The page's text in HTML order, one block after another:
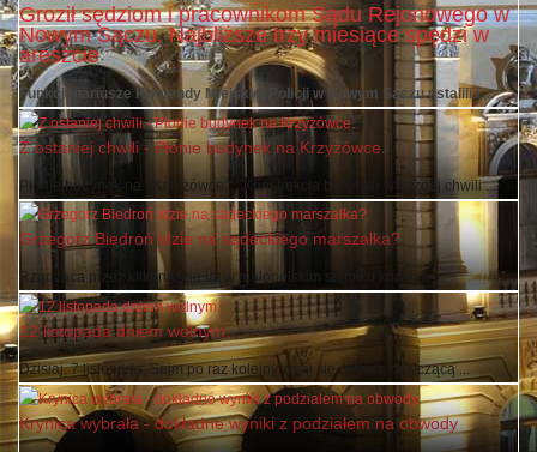
Groził sędziom i pracownikom Sądu Rejonowego w
Nowym Sączu. Najbliższe trzy miesiące spędzi w
areszcie
Funkcjonariusze Komendy Miejskiej Policji w Nowym Sączu ustalili i ...
Z ostaniej chwili - Płonie budynek na Krzyżówce.
Płonie budynek na " Krzyżówce " . Konstrukcja budynku w każdej chwili ...
Grzegorz Biedroń idzie na sądeckiego marszałka?
Rządząca przez kilkanaście lat w małopolskim sejmiku koalicja ...
12 listopada dniem wolnym.
Dzisiaj, 7 listopada, Sejm po raz kolejny zajął się ustawą dotyczącą ...
Krynica wybrała - dokładne wyniki z podziałem na obwody